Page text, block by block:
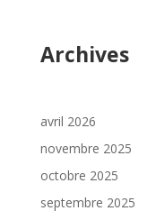
Archives
avril 2026
novembre 2025
octobre 2025
septembre 2025